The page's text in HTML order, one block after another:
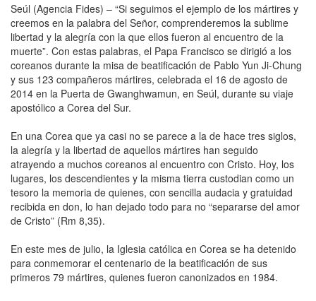
Seúl (Agencia Fides) – “Si seguimos el ejemplo de los mártires y
creemos en la palabra del Señor, comprenderemos la sublime
libertad y la alegría con la que ellos fueron al encuentro de la
muerte”. Con estas palabras, el Papa Francisco se dirigió a los
coreanos durante la misa de beatificación de Pablo Yun Ji-Chung
y sus 123 compañeros mártires, celebrada el 16 de agosto de
2014 en la Puerta de Gwanghwamun, en Seúl, durante su viaje
apostólico a Corea del Sur.
En una Corea que ya casi no se parece a la de hace tres siglos,
la alegría y la libertad de aquellos mártires han seguido
atrayendo a muchos coreanos al encuentro con Cristo. Hoy, los
lugares, los descendientes y la misma tierra custodian como un
tesoro la memoria de quienes, con sencilla audacia y gratuidad
recibida en don, lo han dejado todo para no “separarse del amor
de Cristo” (Rm 8,35).
En este mes de julio, la Iglesia católica en Corea se ha detenido
para conmemorar el centenario de la beatificación de sus
primeros 79 mártires, quienes fueron canonizados en 1984.